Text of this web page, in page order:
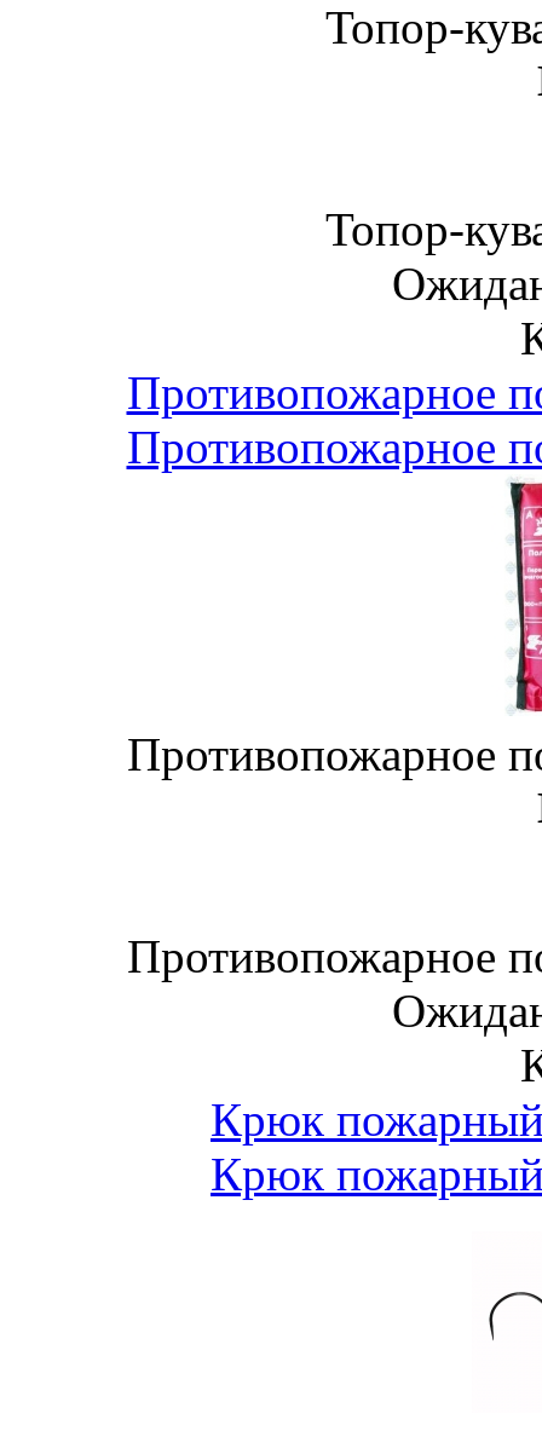
Топор-
Топор-
Противопожарное
Противопожарное
Противопожарное
Противопожарное
Крюк пожарный
Крюк пожарный